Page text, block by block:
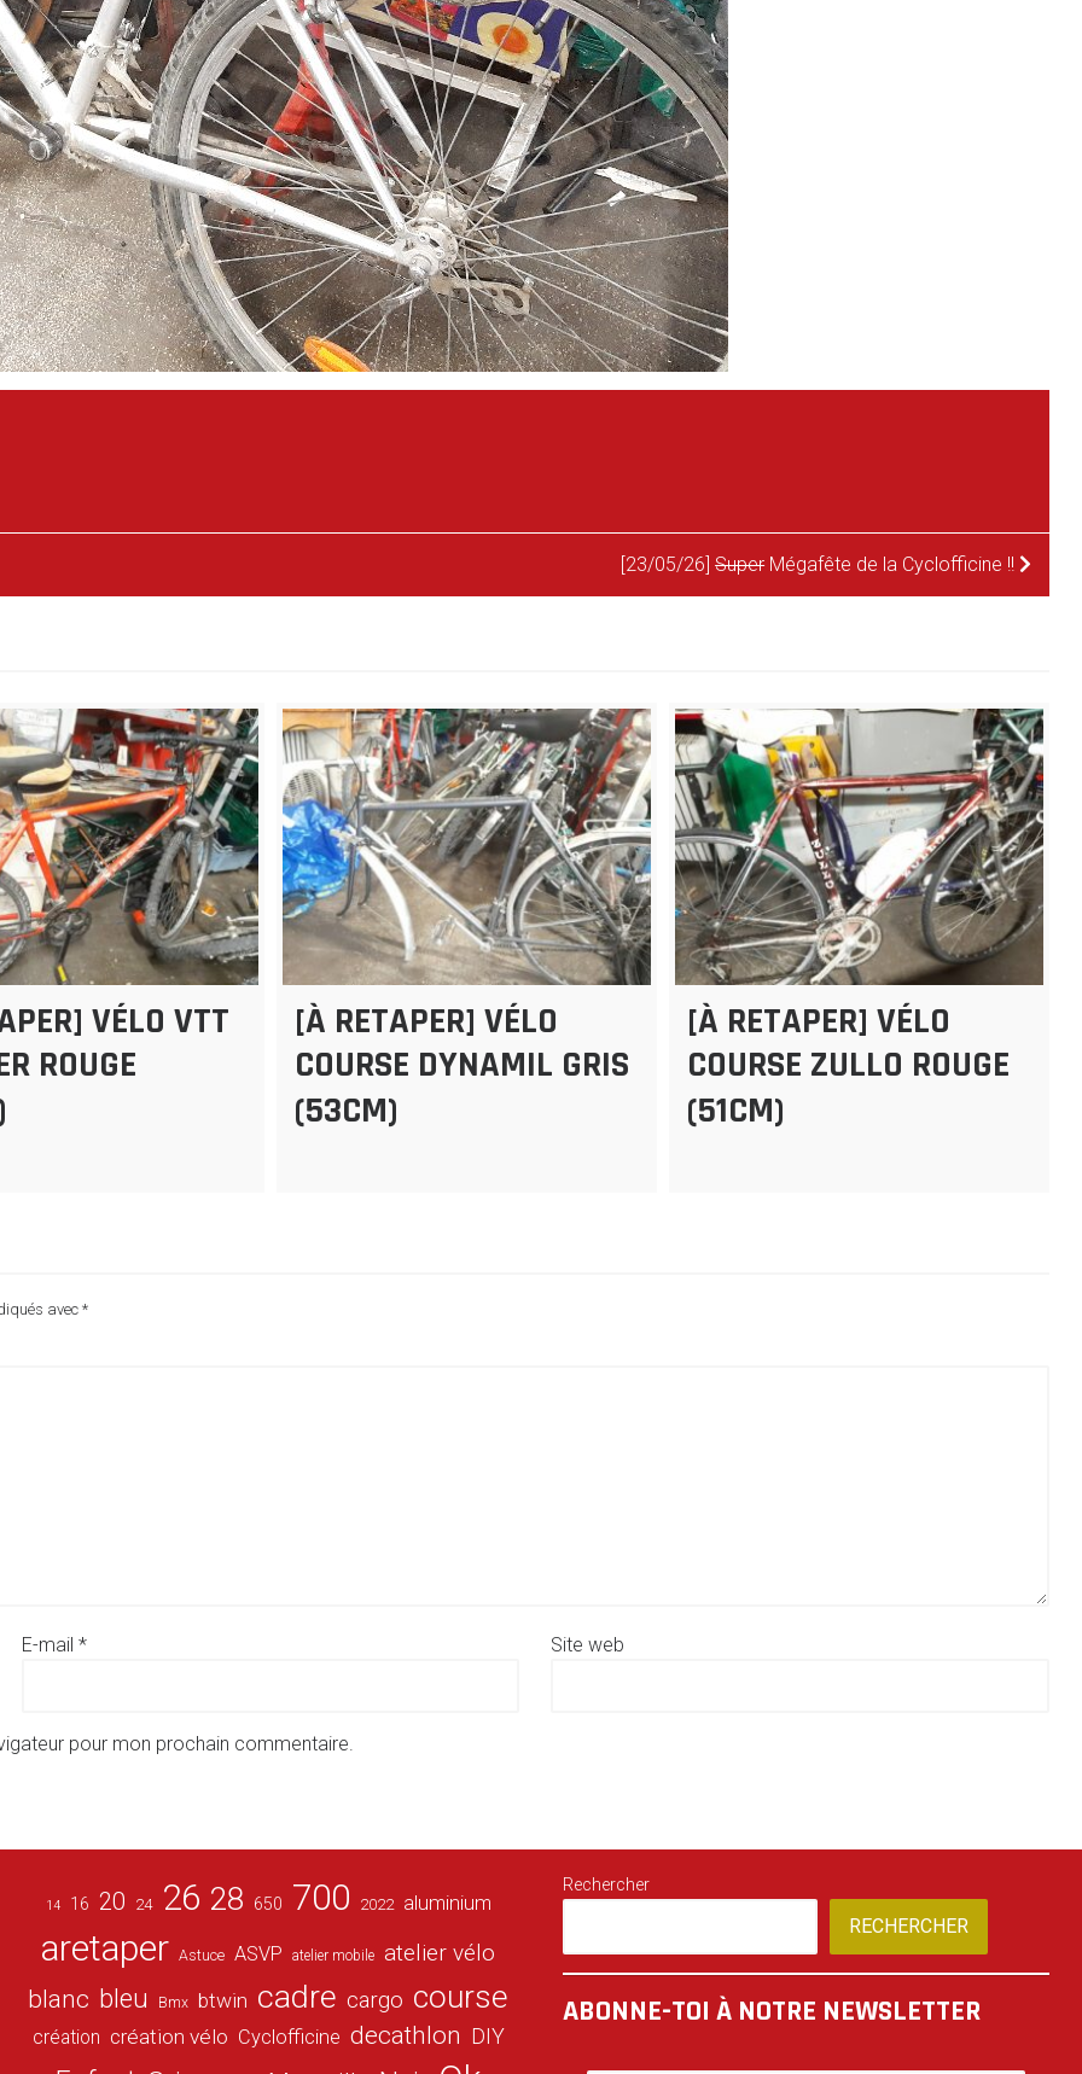
[23/05/26]SuperMégafête de la Cyclofficine !!
VÉLO VTT
ROUGE
[À RETAPER] VÉLO
COURSE DYNAMIL GRIS
(53CM)
[À RETAPER] VÉLO
COURSE ZULLO ROUGE
(51CM)
avec *
E-mail * Site web
pour mon prochain commentaire.
14 16 20 24 26 28 650 700 2022 aluminium
aretaper Astuce ASVP atelier mobile atelier vélo
blanc bleu Bmx btwin cadre cargo course
création création vélo Cyclofficine decathlon DIY
Rechercher
RECHERCHER
ABONNE-TOI À NOTRE NEWSLETTER